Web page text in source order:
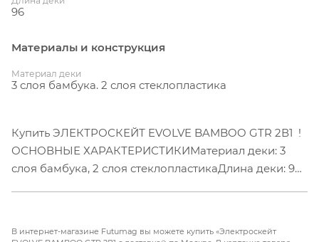
96
Материалы и конструкция
Материал деки
3 слоя бамбука. 2 слоя стеклопластика
Купить ЭЛЕКТРОСКЕЙТ EVOLVE BAMBOO GTR 2В1 !
ОСНОВНЫЕ ХАРАКТЕРИСТИКИМатериал деки: 3
слоя бамбука, 2 слоя стеклопластикаДлина деки: 96
скорость: приблизительно 36 км/ч (с колесами All
В интернет-магазине Futumag вы можете купить «Электроскейт